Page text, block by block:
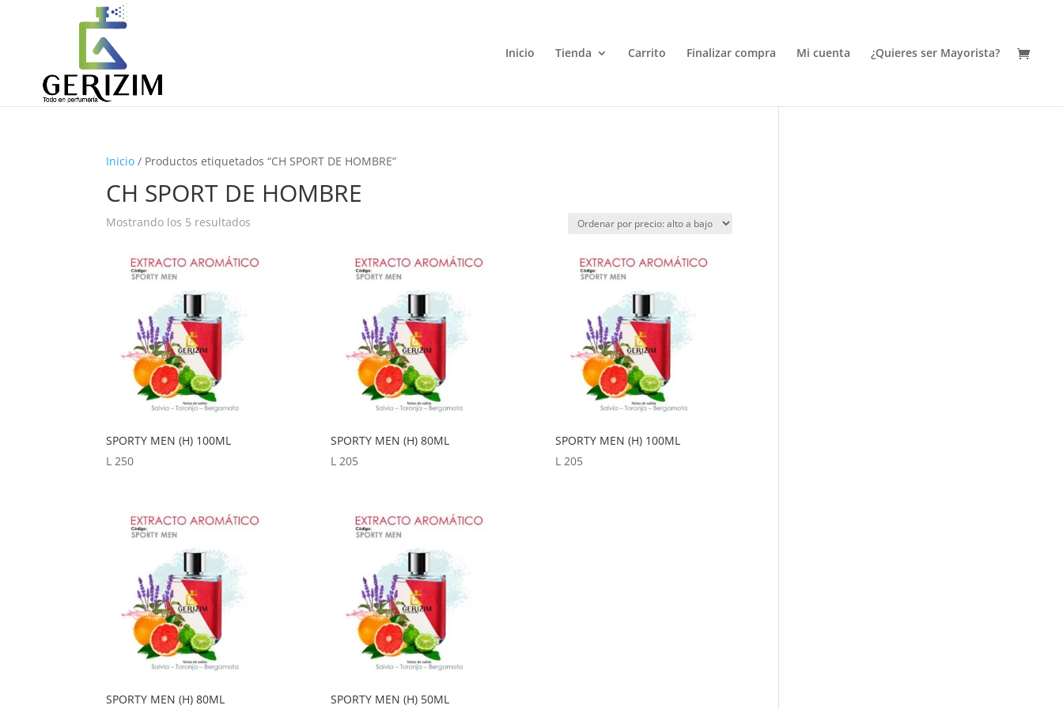
Inicio Tienda Carrito Finalizar compra Mi cuenta ¿Quieres ser Mayorista?
Inicio / Productos etiquetados “CH SPORT DE HOMBRE”
CH SPORT DE HOMBRE
Mostrando los 5 resultados
precio:
SPORTY MEN (H) 100ML
L 250
SPORTY MEN (H) 80ML
L205
SPORTY MEN (H) 100ML
L205
SPORTY MEN (H) 80ML SPORTY MEN (H) 50ML